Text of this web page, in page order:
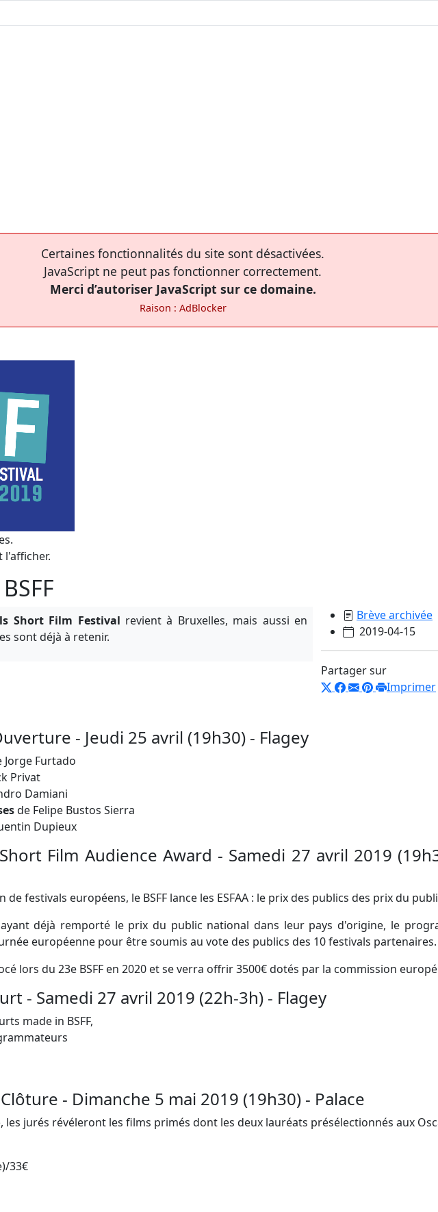
Certaines fonctionnalités du site sont désactivées.
JavaScript ne peut pas fonctionner correctement.
Merci d’autoriser JavaScript sur ce domaine.
Raison : AdBlocker
l'afficher.
Short Film Festival revient à Bruxelles, mais aussi en
sont déjà à retenir.
Brève archivée
2019-04-15
Partager sur
Imprimer
- Jeudi 25 avril (19h30) - Flagey
Furtado
Privat
Damiani
de Felipe Bustos Sierra
Dupieux
Film Audience Award - Samedi 27 avril 2019
de festivals européens, le BSFF lance les ESFAA : le prix des publics des prix du
déjà remporté le prix du public national dans leur pays d'origine, le
européenne pour être soumis au vote des publics des 10 festivals partenaires.
lors du 23e BSFF en 2020 et se verra offrir 3500€ dotés par la commission
- Samedi 27 avril 2019 (22h-3h) - Flagey
made in BSFF,
- Dimanche 5 mai 2019 (19h30) - Palace
les jurés révéleront les films primés dont les deux lauréats présélectionnés aux
33€